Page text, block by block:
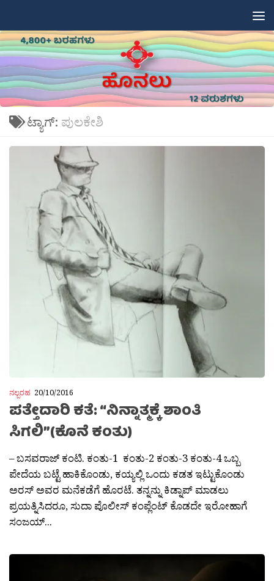
ಟ್ಯಾಗ್: ಪುಲಕೇಶಿ
ನಲ್ಬರಹ 20/10/2016
ಪತ್ತೇದಾರಿ ಕತೆ: “ನಿನ್ನಾತ್ಮಕ್ಕೆ ಶಾಂತಿ
ಸಿಗಲಿ”(ಕೊನೆ ಕಂತು)
– ಬಸವರಾಜ್ ಕಂಟಿ. ಕಂತು-1 ಕಂತು-2 ಕಂತು-3 ಕಂತು-4 ಒಬ್ಬ
ಪೇದೆಯ ಬಟ್ಟೆ ಹಾಕಿಕೊಂಡು, ಕಯ್ಯಲ್ಲಿ ಒಂದು ಕಡತ ಇಟ್ಟುಕೊಂಡು
ಅರಸ್ ಅವರ ಮನೆಕಡೆಗೆ ಹೊರಟೆ. ತನ್ನನ್ನು ಕಿಡ್ನಾಪ್ ಮಾಡಲು
ಪ್ರಯತ್ನಿಸಿದರೂ, ಸುದಾ ಪೊಲೀಸ್ ಕಂಪ್ಲೆಂಟ್ ಕೊಡದೇ ಇರೋಹಾಗೆ
ಸಂಜಯ್...